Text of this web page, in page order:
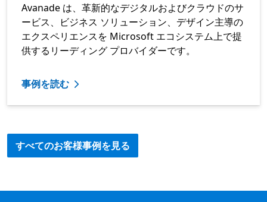
Avanade は、革新的なデジタルおよびクラウドのサ
ービス、ビジネス ソリューション、デザイン主導の
エクスペリエンスを Microsoft エコシステム上で提
供するリーディング プロバイダーです。
事例を読む
すべてのお客様事例を見る